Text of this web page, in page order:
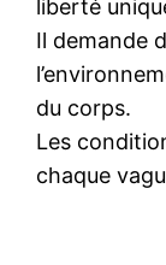
liberté
Il demande
du corps.
Les
chaque